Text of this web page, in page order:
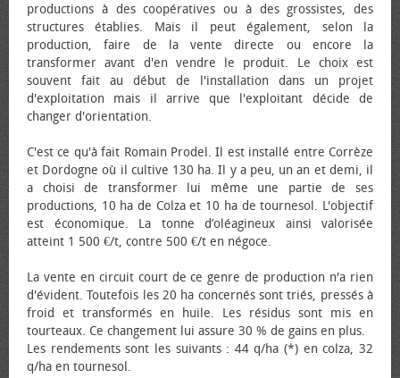
productions à des coopératives ou à des grossistes, des
structures établies. Mais il peut également, selon la
production, faire de la vente directe ou encore la
transformer avant d'en vendre le produit. Le choix est
souvent fait au début de l'installation dans un projet
d'exploitation mais il arrive que l'exploitant décide de
changer d'orientation.
C'est ce qu'à fait Romain Prodel. Il est installé entre Corrèze
et Dordogne où il cultive 130 ha. Il y a peu, un an et demi, il
a choisi de transformer lui même une partie de ses
productions, 10 ha de Colza et 10 ha de tournesol. L'objectif
est économique. La tonne d’oléagineux ainsi valorisée
atteint 1 500 €/t, contre 500 €/t en négoce.
La vente en circuit court de ce genre de production n'a rien
d'évident. Toutefois les 20 ha concernés sont triés, pressés à
froid et transformés en huile. Les résidus sont mis en
tourteaux. Ce changement lui assure 30 % de gains en plus.
Les rendements sont les suivants : 44 q/ha (*) en colza, 32
q/ha en tournesol.